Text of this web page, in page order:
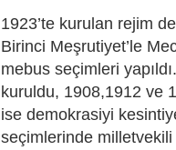
1923’te kurulan rejim
Birinci Meşrutiyet’le
mebus seçimleri
kuruldu, 1908,1912 ve
ise demokrasiyi
seçimlerinde